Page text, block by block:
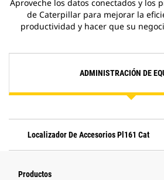
Aproveche los datos conectados y los
de Caterpillar para mejorar la
productividad y hacer que su
ADMINISTRACIÓN DE
Localizador De Accesorios Pl161 Cat
Productos